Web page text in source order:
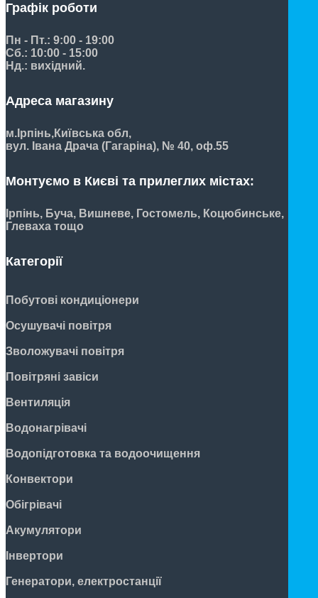
Графік роботи
Пн - Пт.: 9:00 - 19:00
Сб.: 10:00 - 15:00
Нд.: вихідний.
Адреса магазину
м.Ірпінь,Київська обл,
вул. Івана Драча (Гагаріна), № 40, оф.55
Монтуємо в Києві та прилеглих містах:
Ірпінь, Буча, Вишневе, Гостомель, Коцюбинське,
Глеваха тощо
Категорії
Побутові кондиціонери
Осушувачі повітря
Зволожувачі повітря
Повітряні завіси
Вентиляція
Водонагрівачі
Водопідготовка та водоочищення
Конвектори
Обігрівачі
Акумулятори
Інвертори
Генератори, електростанції